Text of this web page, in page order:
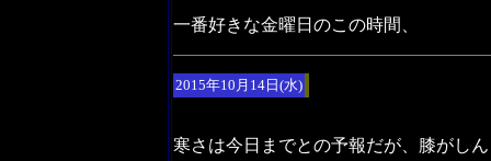
一番好きな金曜日のこの時間、
2015年10月14日(水)
寒さは今日までとの予報だが、膝がし